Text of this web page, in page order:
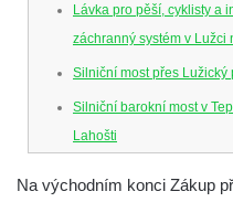
Lávka pro pěší, cyklisty a
záchranný systém v Lužci
Silniční most přes Lužický
Silniční barokní most v
Lahošti
Na východním konci Zákup